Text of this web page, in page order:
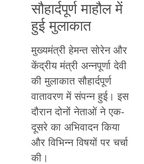
सौहार्दपूर्ण माहौल में
हुई मुलाकात
मुख्यमंत्री हेमन्त सोरेन और
केंद्रीय मंत्री अन्नपूर्णा देवी
की मुलाकात सौहार्दपूर्ण
वातावरण में संपन्न हुई। इस
दौरान दोनों नेताओं ने एक-
दूसरे का अभिवादन किया
और विभिन्न विषयों पर चर्चा
की।